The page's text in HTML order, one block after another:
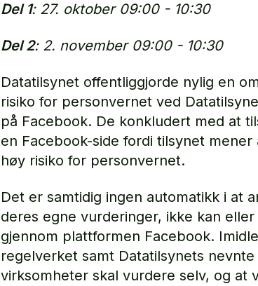
Del 1: 27. oktober 09:00 - 10:30
Del 2: 2. november 09:00 - 10:30
Datatilsynet offentliggjorde nylig en
risiko for personvernet ved
på Facebook. De konkludert med at
en Facebook-side fordi tilsynet
høy risiko for personvernet.
Det er samtidig ingen automatikk i at
deres egne vurderinger, ikke kan
gjennom plattformen Facebook.
regelverket samt Datatilsynets
virksomheter skal vurdere selv, og at